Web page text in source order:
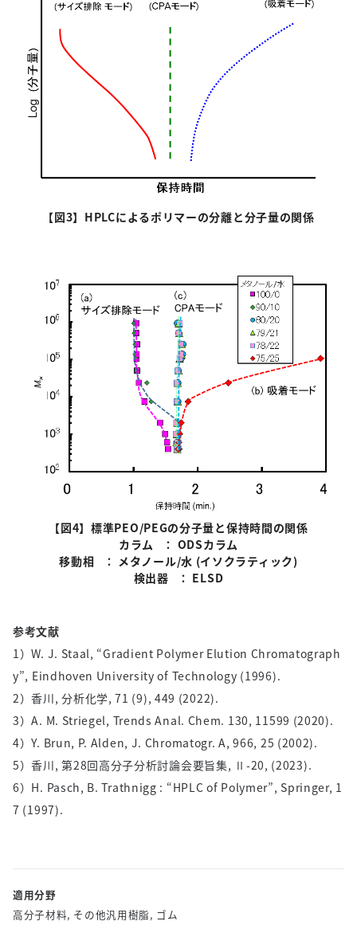
【図3】HPLCによるポリマーの分離と分子量の関係
【図4】標準PEO/PEGの分子量と保持時間の関係
カラム
： ODSカラム
移動相
： メタノール/水 (イソクラティック)
検出器
： ELSD
参考文献
1）W. J. Staal, “Gradient Polymer Elution Chromatograph
y”, Eindhoven University of Technology (1996).
2）香川, 分析化学, 71 (9), 449 (2022).
3）A. M. Striegel, Trends Anal. Chem. 130, 11599 (2020).
4）Y. Brun, P. Alden, J. Chromatogr. A, 966, 25 (2002).
5）香川, 第28回高分子分析討論会要旨集, Ⅱ-20, (2023).
6）H. Pasch, B. Trathnigg : “HPLC of Polymer”, Springer, 1
7 (1997).
適用分野
高分子材料, その他汎用樹脂, ゴム